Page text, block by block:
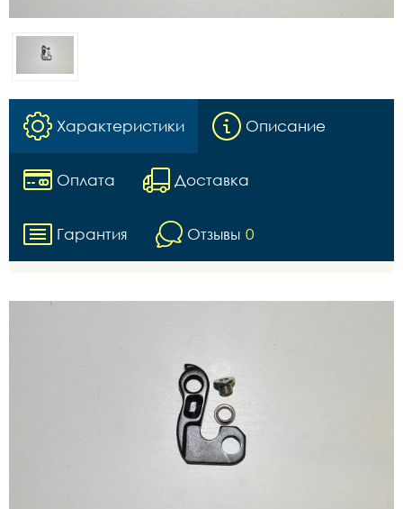
Характеристики Описание
Оплата Доставка
Гарантия Отзывы 0